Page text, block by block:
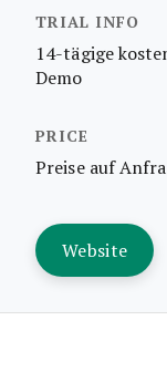
14-tägige
Demo
Preise auf
Website